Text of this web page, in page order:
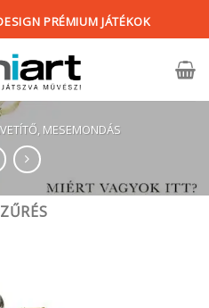
PRÉMIUM JÁTÉKOK
MESEMONDÁS